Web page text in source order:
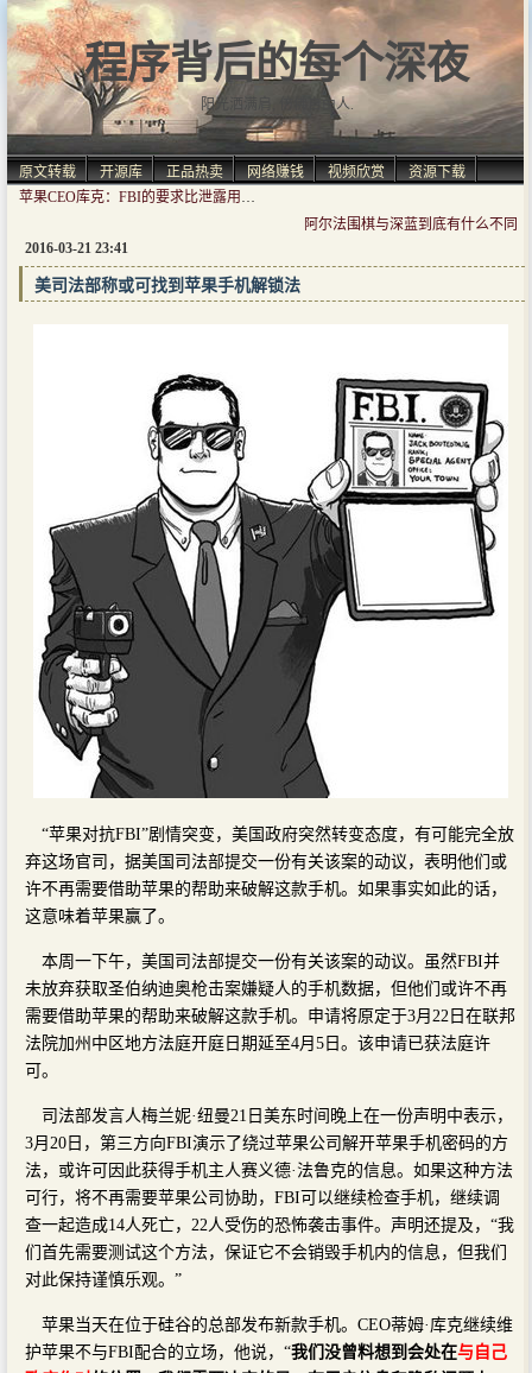
程序背后的每个深夜
阳光洒满肩, 仿佛自由人.
原文转载 开源库 正品热卖 网络赚钱 视频欣赏
资源下载
苹果CEO库克：FBI的要求比泄露用户裸照还过分
阿尔法围棋与深蓝到底有什么不同
2016-03-21 23:41
美司法部称或可找到苹果手机解锁法
“苹果对抗FBI”剧情突变，美国政府突然转变态度，有可能完全放
弃这场官司，据美国司法部提交一份有关该案的动议，表明他们或
许不再需要借助苹果的帮助来破解这款手机。如果事实如此的话，
这意味着苹果赢了。
本周一下午，美国司法部提交一份有关该案的动议。虽然FBI并
未放弃获取圣伯纳迪奥枪击案嫌疑人的手机数据，但他们或许不再
需要借助苹果的帮助来破解这款手机。申请将原定于3月22日在联邦
法院加州中区地方法庭开庭日期延至4月5日。该申请已获法庭许
可。
司法部发言人梅兰妮·纽曼21日美东时间晚上在一份声明中表示，
3月20日，第三方向FBI演示了绕过苹果公司解开苹果手机密码的方
法，或许可因此获得手机主人赛义德·法鲁克的信息。如果这种方法
可行，将不再需要苹果公司协助，FBI可以继续检查手机，继续调
查一起造成14人死亡，22人受伤的恐怖袭击事件。声明还提及，“我
们首先需要测试这个方法，保证它不会销毁手机内的信息，但我们
对此保持谨慎乐观。”
苹果当天在位于硅谷的总部发布新款手机。CEO蒂姆·库克继续维
护苹果不与FBI配合的立场，他说，“我们没曾料想到会处在与自己